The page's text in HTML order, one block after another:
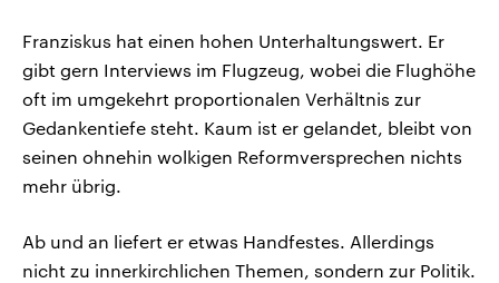
Franziskus hat einen hohen Unterhaltungswert. Er
gibt gern Interviews im Flugzeug, wobei die Flughöhe
oft im umgekehrt proportionalen Verhältnis zur
Gedankentiefe steht. Kaum ist er gelandet, bleibt von
seinen ohnehin wolkigen Reformversprechen nichts
mehr übrig.
Ab und an liefert er etwas Handfestes. Allerdings
nicht zu innerkirchlichen Themen, sondern zur Politik.